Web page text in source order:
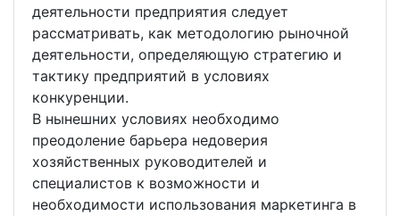
деятельности предприятия следует
рассматривать, как методологию рыночной
деятельности, определяющую стратегию и
тактику предприятий в условиях
конкуренции.
В нынешних условиях необходимо
преодоление барьера недоверия
хозяйственных руководителей и
специалистов к возможности и
необходимости использования маркетинга в